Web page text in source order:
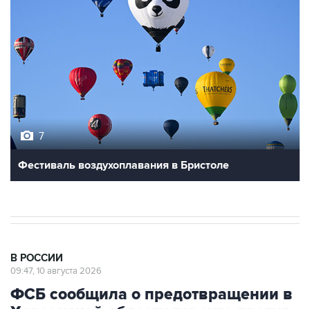
7
Фестиваль воздухоплавания в Бристоле
В РОССИИ
09:47, 10 августа 2026
ФСБ сообщила о предотвращении в